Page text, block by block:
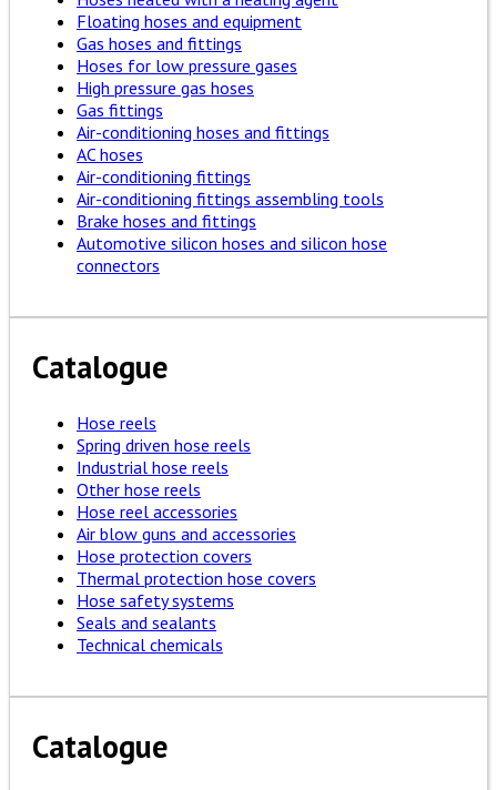
Floating hoses and equipment
Gas hoses and fittings
Hoses for low pressure gases
High pressure gas hoses
Gas fittings
Air-conditioning hoses and fittings
AC hoses
Air-conditioning fittings
Air-conditioning fittings assembling tools
Brake hoses and fittings
Automotive silicon hoses and silicon hose
connectors
Catalogue
Hose reels
Spring driven hose reels
Industrial hose reels
Other hose reels
Hose reel accessories
Air blow guns and accessories
Hose protection covers
Thermal protection hose covers
Hose safety systems
Seals and sealants
Technical chemicals
Catalogue